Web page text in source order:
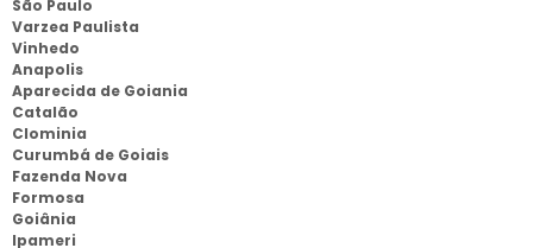
São Paulo
Varzea Paulista
Vinhedo
Anapolis
Aparecida de Goiania
Catalão
Clominia
Curumbá de Goiais
Fazenda Nova
Formosa
Goiânia
Ipameri